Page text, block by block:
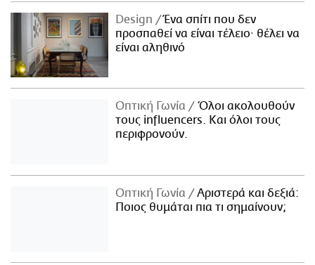
Design
Ένα σπίτι που δεν
προσπαθεί να είναι τέλειο· θέλει να
είναι αληθινό
Οπτική Γωνία
Όλοι ακολουθούν
τους influencers. Και όλοι τους
περιφρονούν.
Οπτική Γωνία
Αριστερά και δεξιά:
Ποιος θυμάται πια τι σημαίνουν;